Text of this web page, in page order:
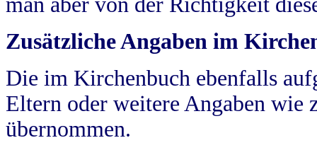
Zusätzliche Angaben im
Die im Kirchenbuch ebenfalls
Eltern oder weitere Angaben wie
übernommen.